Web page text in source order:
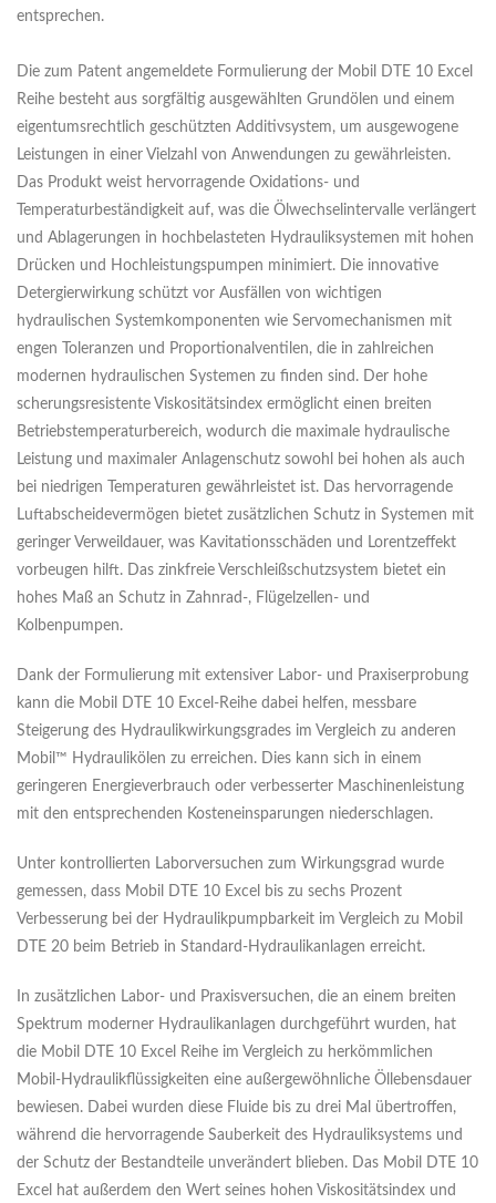
entsprechen.
Die zum Patent angemeldete Formulierung der Mobil DTE 10 Excel
Reihe besteht aus sorgfältig ausgewählten Grundölen und einem
eigentumsrechtlich geschützten Additivsystem, um ausgewogene
Leistungen in einer Vielzahl von Anwendungen zu gewährleisten.
Das Produkt weist hervorragende Oxidations- und
Temperaturbeständigkeit auf, was die Ölwechselintervalle verlängert
und Ablagerungen in hochbelasteten Hydrauliksystemen mit hohen
Drücken und Hochleistungspumpen minimiert. Die innovative
Detergierwirkung schützt vor Ausfällen von wichtigen
hydraulischen Systemkomponenten wie Servomechanismen mit
engen Toleranzen und Proportionalventilen, die in zahlreichen
modernen hydraulischen Systemen zu finden sind. Der hohe
scherungsresistente Viskositätsindex ermöglicht einen breiten
Betriebstemperaturbereich, wodurch die maximale hydraulische
Leistung und maximaler Anlagenschutz sowohl bei hohen als auch
bei niedrigen Temperaturen gewährleistet ist. Das hervorragende
Luftabscheidevermögen bietet zusätzlichen Schutz in Systemen mit
geringer Verweildauer, was Kavitationsschäden und Lorentzeffekt
vorbeugen hilft. Das zinkfreie Verschleißschutzsystem bietet ein
hohes Maß an Schutz in Zahnrad-, Flügelzellen- und
Kolbenpumpen.
Dank der Formulierung mit extensiver Labor- und Praxiserprobung
kann die Mobil DTE 10 Excel-Reihe dabei helfen, messbare
Steigerung des Hydraulikwirkungsgrades im Vergleich zu anderen
Mobil™ Hydraulikölen zu erreichen. Dies kann sich in einem
geringeren Energieverbrauch oder verbesserter Maschinenleistung
mit den entsprechenden Kosteneinsparungen niederschlagen.
Unter kontrollierten Laborversuchen zum Wirkungsgrad wurde
gemessen, dass Mobil DTE 10 Excel bis zu sechs Prozent
Verbesserung bei der Hydraulikpumpbarkeit im Vergleich zu Mobil
DTE 20 beim Betrieb in Standard-Hydraulikanlagen erreicht.
In zusätzlichen Labor- und Praxisversuchen, die an einem breiten
Spektrum moderner Hydraulikanlagen durchgeführt wurden, hat
die Mobil DTE 10 Excel Reihe im Vergleich zu herkömmlichen
Mobil-Hydraulikflüssigkeiten eine außergewöhnliche Öllebensdauer
bewiesen. Dabei wurden diese Fluide bis zu drei Mal übertroffen,
während die hervorragende Sauberkeit des Hydrauliksystems und
der Schutz der Bestandteile unverändert blieben. Das Mobil DTE 10
Excel hat außerdem den Wert seines hohen Viskositätsindex und